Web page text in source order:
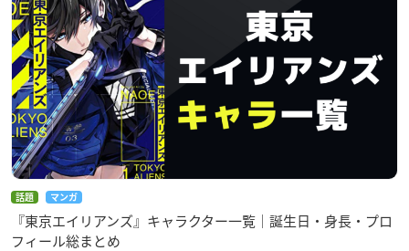
話題 マンガ
『東京エイリアンズ』キャラクター一覧｜誕生日・身長・プロ
フィール総まとめ